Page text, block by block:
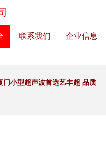
联系我们 企业信息
门小型超声波首选艺丰超 品质